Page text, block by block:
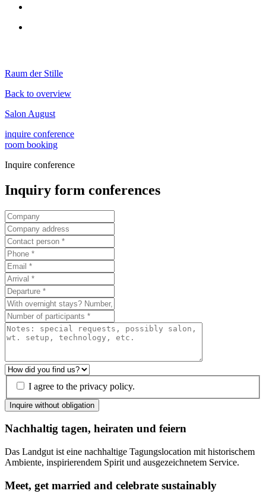
Raum der Stille
Back to overview
Salon August
inquire conference
room booking
Inquire conference
Inquiry form conferences
I agree to the privacy policy.
Inquire without obligation
Nachhaltig tagen, heiraten und feiern
Das Landgut ist eine nachhaltige Tagungslocation mit historischem
Ambiente, inspirierendem Spirit und ausgezeichnetem Service.
Meet, get married and celebrate sustainably